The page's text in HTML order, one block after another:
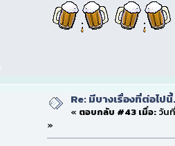
Re: มีบางเรื่องที่ต่อไป
« ตอบกลับ #43 เมื่อ:วันที่
»